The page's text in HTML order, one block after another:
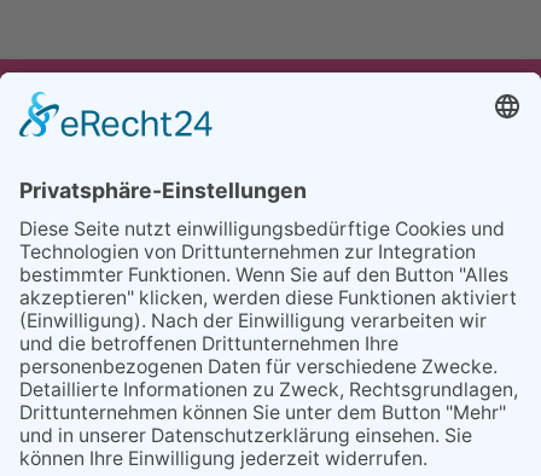
UNSER ANGEBOT
PARTNER
REFERENZEN
BLOG
FAQ
KONTAKT
BESUCHEN
BESUCHEN